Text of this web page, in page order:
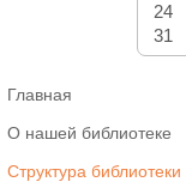
24
31
Главная
О нашей библиотеке
Структура библиотеки